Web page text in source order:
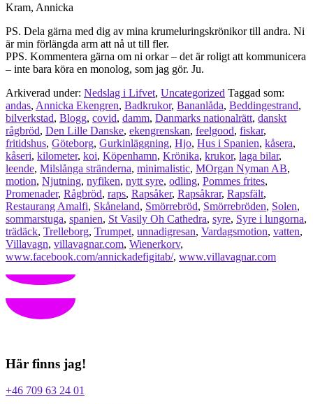
Kram, Annicka
PS. Dela gärna med dig av mina krumeluringskrönikor till andra. Ni
är min förlängda arm att nå ut till fler.
PPS. Kommentera gärna om ni orkar – det är roligt att kommunicera
– inte bara köra en monolog, som jag gör. Ju.
Arkiverad under: Nedslag i Lifvet, Uncategorized Taggad som:
andas, Annicka Ekengren, Badkrukor, Bananlåda, Beddingestrand,
bilverkstad, Blogg, covid, damm, Danmarks nationalrätt, danskt
rågbröd, Den Lille Danske, ekengrenskan, feelgood, fiskar,
fritidshus, Göteborg, Gurkinläggning, Hjo, Hus i Spanien, kåsera,
kåseri, kilometer, koi, Köpenhamn, Krönika, krukor, laga bilar,
leende, Milslånga stränderna, minimalistic, MOrgan Nyman AB,
motion, Njutning, nyfiken, nytt syre, odling, Pommes frites,
Promenader, Rågbröd, raps, Rapsåker, Rapsåkrar, Rapsfält,
Restaurang Amalfi, Skåneland, Smörrebröd, Smörrebröden, Solen,
sommarstuga, spanien, St Vasily Oh Cathedra, syre, Syre i lungorna,
trädäck, Trelleborg, Trumpet, unnadigresan, Vardagsmotion, vatten,
Villavagn, villavagnar.com, Wienerkorv,
www.facebook.com/annickadefigitab/, www.villavagnar.com
Här finns jag!
+46 709 63 24 01